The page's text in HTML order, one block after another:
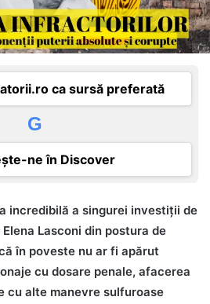
ca sursă preferată
G
ne în Discover
incredibilă a singurei investiții de
Lasconi din postura de
în poveste nu ar fi apărut
cu dosare penale, afacerea
cu alte manevre sulfuroase